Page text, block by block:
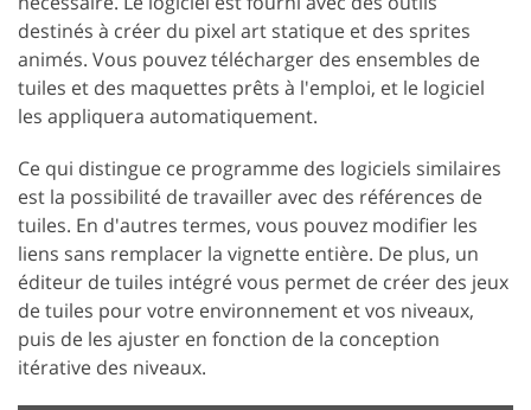
destinés à créer du pixel art statique et des sprites
animés. Vous pouvez télécharger des ensembles de
tuiles et des maquettes prêts à l'emploi, et le logiciel
les appliquera automatiquement.
Ce qui distingue ce programme des logiciels similaires
est la possibilité de travailler avec des références de
tuiles. En d'autres termes, vous pouvez modifier les
liens sans remplacer la vignette entière. De plus, un
éditeur de tuiles intégré vous permet de créer des jeux
de tuiles pour votre environnement et vos niveaux,
puis de les ajuster en fonction de la conception
itérative des niveaux.